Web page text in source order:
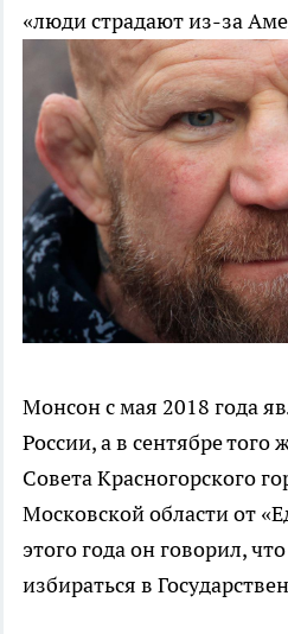
«люди страдают из-за
Монсон с мая 2018 года
России, а в сентябре того
Совета Красногорского
Московской области от
этого года он говорил,
избираться в